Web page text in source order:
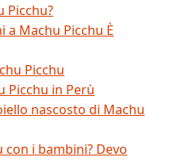
Picchu?
a Machu Picchu È
Picchu
Picchu in Perù
nascosto di Machu
con i bambini? Devo